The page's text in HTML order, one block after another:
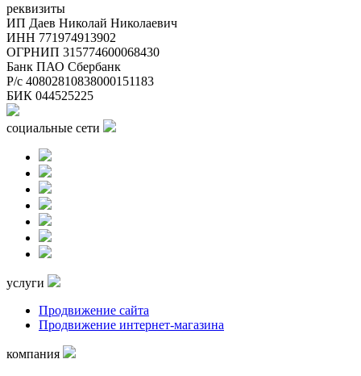
реквизиты
ИП Даев Николай Николаевич
ИНН 771974913902
ОГРНИП 315774600068430
Банк ПАО Сбербанк
Р/с 40802810838000151183
БИК 044525225
социальные сети
услуги
Продвижение сайта
Продвижение интернет-магазина
компания